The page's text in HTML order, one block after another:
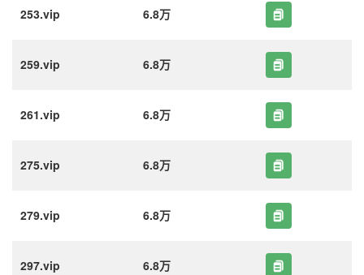
253.vip 6.8万
259.vip 6.8万
261.vip 6.8万
275.vip 6.8万
279.vip 6.8万
297.vip 6.8万